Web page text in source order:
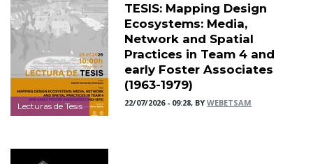
Lecturas de Tesis
TESIS: Mapping Design
Ecosystems: Media,
Network and Spatial
Practices in Team 4 and
early Foster Associates
(1963-1979)
22/07/2026 - 09:28, BYWEBETSAM